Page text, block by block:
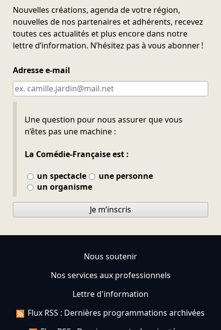
Nouvelles créations, agenda de votre région,
nouvelles de nos partenaires et adhérents, recevez
toutes ces actualités et plus encore dans notre
lettre d’information. N’hésitez pas à vous abonner !
Adresse e-mail
Une question pour nous assurer que vous
n’êtes pas une machine :
La Comédie-Française est :
un spectacle
une personne
un organisme
Ne pas remplir
Je m’inscris
Nous soutenir
Nos services aux professionnels
Lettre d'information
Flux RSS : Dernières programmations archivées